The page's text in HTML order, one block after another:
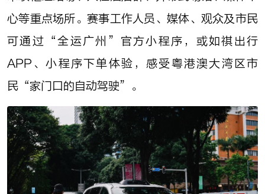
心等重点场所。赛事工作人员、媒体、观众及市民
可通过“全运广州”官方小程序，或如祺出行
APP、小程序下单体验，感受粤港澳大湾区市
民“家门口的自动驾驶”。